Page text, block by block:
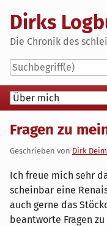
content
Dirks
Die Chronik des
Navigation
Fragen zu
Geschrieben von Dirk
Ich freue mich sehr
scheinbar eine
auch gerne das
beantworte Fragen